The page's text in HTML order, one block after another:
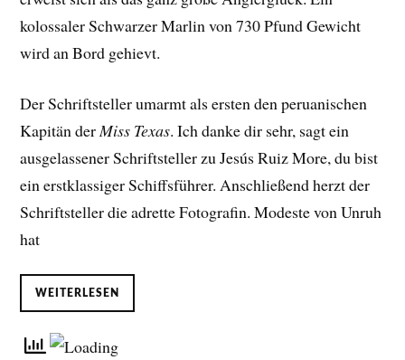
kolossaler Schwarzer Marlin von 730 Pfund Gewicht
wird an Bord gehievt.
Der Schriftsteller umarmt als ersten den peruanischen
Kapitän derMiss Texas. Ich danke dir sehr, sagt ein
ausgelassener Schriftsteller zu Jesús Ruiz More, du bist
ein erstklassiger Schiffsführer. Anschließend herzt der
Schriftsteller die adrette Fotografin. Modeste von Unruh
hat
WEITERLESEN